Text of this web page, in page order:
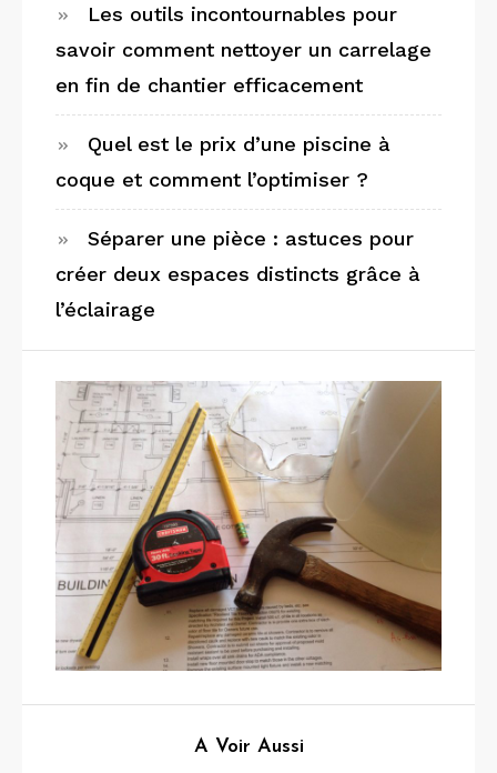
Les outils incontournables pour
savoir comment nettoyer un carrelage
en fin de chantier efficacement
Quel est le prix d’une piscine à
coque et comment l’optimiser ?
Séparer une pièce : astuces pour
créer deux espaces distincts grâce à
l’éclairage
A Voir Aussi